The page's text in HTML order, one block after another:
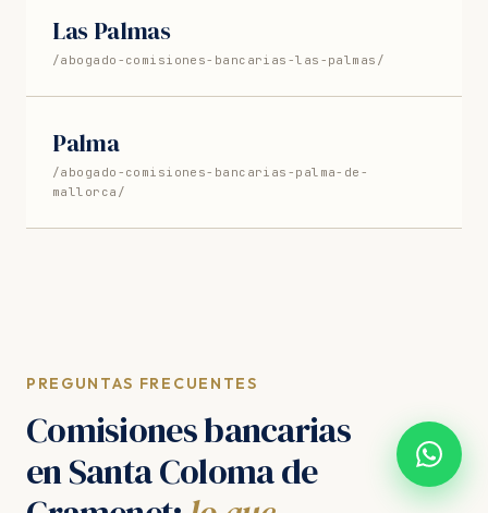
Las Palmas
/abogado-comisiones-bancarias-las-palmas/
Palma
/abogado-comisiones-bancarias-palma-de-
mallorca/
PREGUNTAS FRECUENTES
Comisiones bancarias
en Santa Coloma de